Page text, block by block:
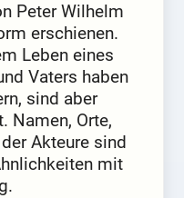
Peter Wilhelm
erschienen.
Leben eines
Vaters haben
sind aber
Namen, Orte,
Akteure sind
mit